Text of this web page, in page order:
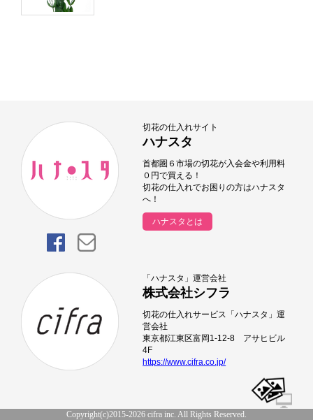
切花の仕入れサイト
ハナスタ
首都圏６市場の切花が入会金や利用料
０円で買える！
切花の仕入れでお困りの方はハナスタ
へ！
ハナスタとは
「ハナスタ」運営会社
株式会社シフラ
切花の仕入れサービス「ハナスタ」運
営会社
東京都江東区富岡1-12-8 アサヒビル
4F
https://www.cifra.co.jp/
Copyright(c)2015-2026 cifra inc. All Rights Reserved.